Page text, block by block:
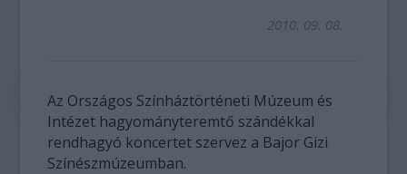
2010. 09. 08.
Az Országos Színháztörténeti Múzeum és
Intézet hagyományteremtő szándékkal
rendhagyó koncertet szervez a Bajor Gizi
Színészmúzeumban.